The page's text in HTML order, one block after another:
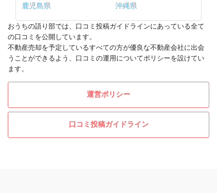
鹿児島県
沖縄県
おうちの語り部では、口コミ投稿ガイドラインにあっている全て
の口コミを公開しています。
不動産売却を予定しているすべての方が優良な不動産会社に出会
うことができるよう、口コミの運用についてポリシーを設けてい
ます。
運営ポリシー
口コミ投稿ガイドライン